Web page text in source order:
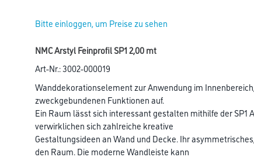
Bitte einloggen, um Preise zu sehen
NMC Arstyl Feinprofil SP1 2,00 mt
Art-Nr.:3002-000019
Wanddekorationselement zur Anwendung im
zweckgebundenen Funktionen auf.
Ein Raum lässt sich interessant gestalten mithilfe der SP1
verwirklichen sich zahlreiche kreative
Gestaltungsideen an Wand und Decke. Ihr
den Raum. Die moderne Wandleiste kann